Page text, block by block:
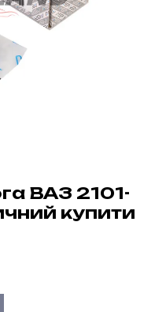
ВАЗ 2101-
купити